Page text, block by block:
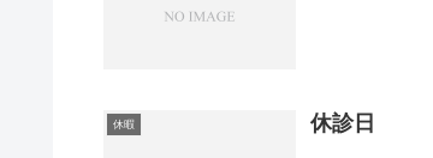
休暇 休診日